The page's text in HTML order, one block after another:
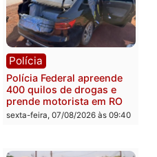
Política
Eleições 2026: Pastor
Evanildo pode ser o
primeiro pastor de
Rondônia na Câmara
Federal
sexta-feira, 07/08/2026 às